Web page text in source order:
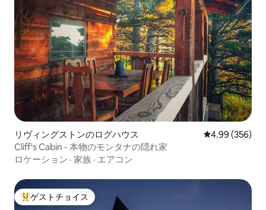
リヴィングストンのログハウス レビュー356
4.99 (356)
Cliff's Cabin - 本物のモンタナの隠れ家
ロケーション · 家族 · エアコン
大好評のゲストチョイスです。
ゲストチョイス